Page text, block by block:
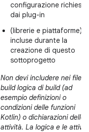
configurazione richiesti
dai plug-in
(librerie e piattaforme)
incluse durante la
creazione di questo
sottoprogetto
Non devi includere nei file di
build logica di build (ad
esempio definizioni o
condizioni delle funzioni
Kotlin) o dichiarazioni delle
attività. La logica e le